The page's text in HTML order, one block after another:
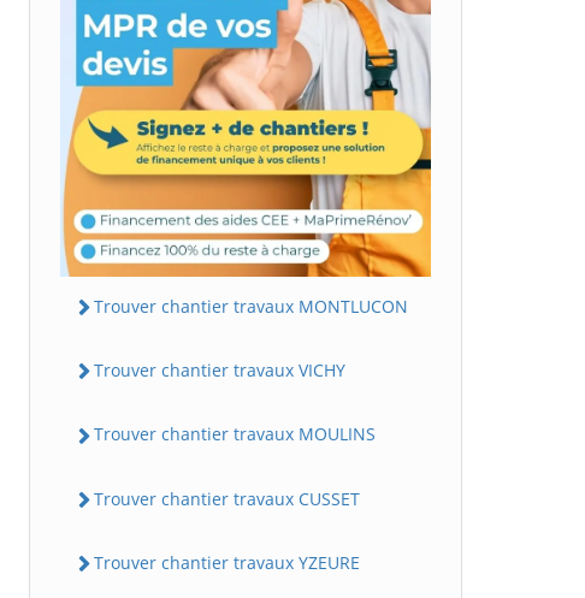
Trouver chantier travaux MONTLUCON
Trouver chantier travaux VICHY
Trouver chantier travaux MOULINS
Trouver chantier travaux CUSSET
Trouver chantier travaux YZEURE